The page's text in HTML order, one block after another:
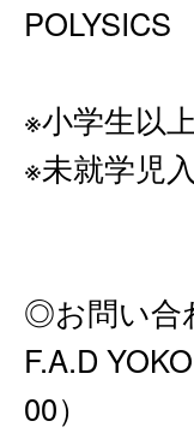
POLYSICS
※小学生以
※未就学児
◎お問い合
F.A.D
00）